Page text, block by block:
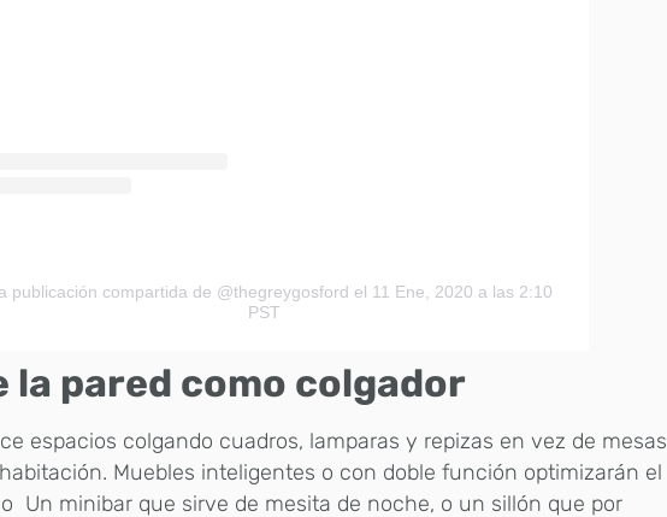
publicación compartida de @thegreygosford el 11 Ene, 2020 a las 2:10
PST
la pared como colgador
espacios colgando cuadros, lamparas y repizas en vez de mesas
Muebles inteligentes o con doble función optimizarán el
Un minibar que sirve de mesita de noche, o un sillón que por